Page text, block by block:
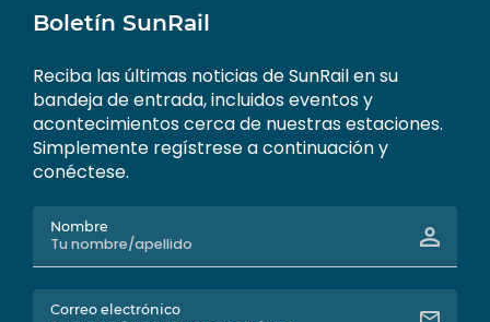
Boletín SunRail
Reciba las últimas noticias de SunRail en su
bandeja de entrada, incluidos eventos y
acontecimientos cerca de nuestras estaciones.
Simplemente regístrese a continuación y
conéctese.
Nombre
Correo electrónico